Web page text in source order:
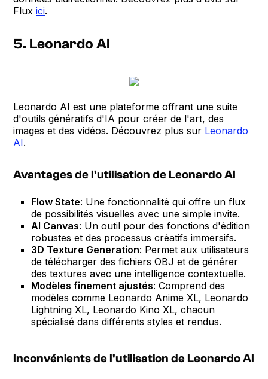
Fluxici.
5. Leonardo AI
Leonardo AI est une plateforme offrant une suite
d'outils génératifs d'IA pour créer de l'art, des
images et des vidéos. Découvrez plus sur Leonardo
AI.
Avantages de l'utilisation de Leonardo AI
Flow State: Une fonctionnalité qui offre un flux
de possibilités visuelles avec une simple invite.
AI Canvas: Un outil pour des fonctions d'édition
robustes et des processus créatifs immersifs.
3D Texture Generation: Permet aux utilisateurs
de télécharger des fichiers OBJ et de générer
des textures avec une intelligence contextuelle.
Modèles finement ajustés: Comprend des
modèles comme Leonardo Anime XL, Leonardo
Lightning XL, Leonardo Kino XL, chacun
spécialisé dans différents styles et rendus.
Inconvénients de l'utilisation de Leonardo AI